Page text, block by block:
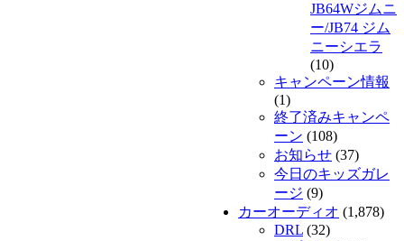
JB64Wジムニ
ー/JB74 ジム
ニーシエラ
(10)
キャンペーン情報
(1)
終了済みキャンペ
ーン (108)
お知らせ (37)
今日のキッズガレ
ージ (9)
カーオーディオ (1,878)
DRL (32)